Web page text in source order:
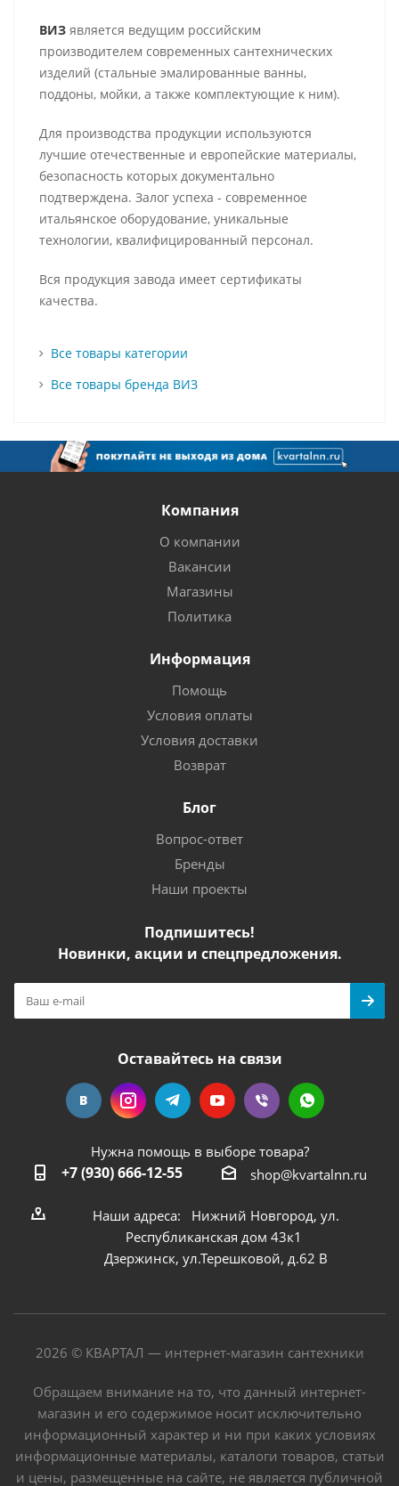
ВИЗ является ведущим российским
производителем современных сантехнических
изделий (стальные эмалированные ванны,
поддоны, мойки, а также комплектующие к ним).
Для производства продукции используются
лучшие отечественные и европейские материалы,
безопасность которых документально
подтверждена. Залог успеха - современное
итальянское оборудование, уникальные
технологии, квалифицированный персонал.
Вся продукция завода имеет сертификаты
качества.
Все товары категории
Все товары бренда ВИЗ
Компания
О компании
Вакансии
Магазины
Политика
Информация
Помощь
Условия оплаты
Условия доставки
Возврат
Блог
Вопрос-ответ
Бренды
Наши проекты
Подпишитесь!
Новинки, акции и спецпредложения.
Оставайтесь на связи
Нужна помощь в выборе товара?
+7 (930) 666-12-55 shop@kvartalnn.ru
Наши адреса: Нижний Новгород, ул.
Республиканская дом 43к1
Дзержинск, ул.Терешковой, д.62 В
2026 © КВАРТАЛ — интернет-магазин сантехники
Обращаем внимание на то, что данный интернет-
магазин и его содержимое носит исключительно
информационный характер и ни при каких условиях
информационные материалы, каталоги товаров, статьи
и цены, размещенные на сайте, не является публичной